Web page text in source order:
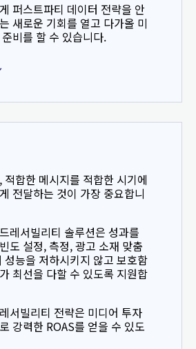
퍼스트파티 데이터 전략을 안
새로운 기회를 열고 다가올 미
비를 할 수 있습니다.
적합한 메시지를 적합한 시기에
전달하는 것이 가장 중요합니
레서빌리티 솔루션은 성과를
도 설정, 측정, 광고 소재 맞춤
성능을 저하시키지 않고 보호함
최선을 다할 수 있도록 지원합
서빌리티 전략은 미디어 투자
강력한 ROAS를 얻을 수 있도